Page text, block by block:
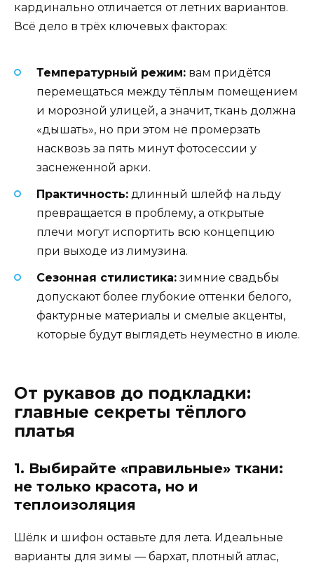
кардинально отличается от летних вариантов.
Всё дело в трёх ключевых факторах:
Температурный режим: вам придётся
перемещаться между тёплым помещением
и морозной улицей, а значит, ткань должна
«дышать», но при этом не промерзать
насквозь за пять минут фотосессии у
заснеженной арки.
Практичность: длинный шлейф на льду
превращается в проблему, а открытые
плечи могут испортить всю концепцию
при выходе из лимузина.
Сезонная стилистика: зимние свадьбы
допускают более глубокие оттенки белого,
фактурные материалы и смелые акценты,
которые будут выглядеть неуместно в июле.
От рукавов до подкладки:
главные секреты тёплого
платья
1. Выбирайте «правильные» ткани:
не только красота, но и
теплоизоляция
Шёлк и шифон оставьте для лета. Идеальные
варианты для зимы — бархат, плотный атлас,